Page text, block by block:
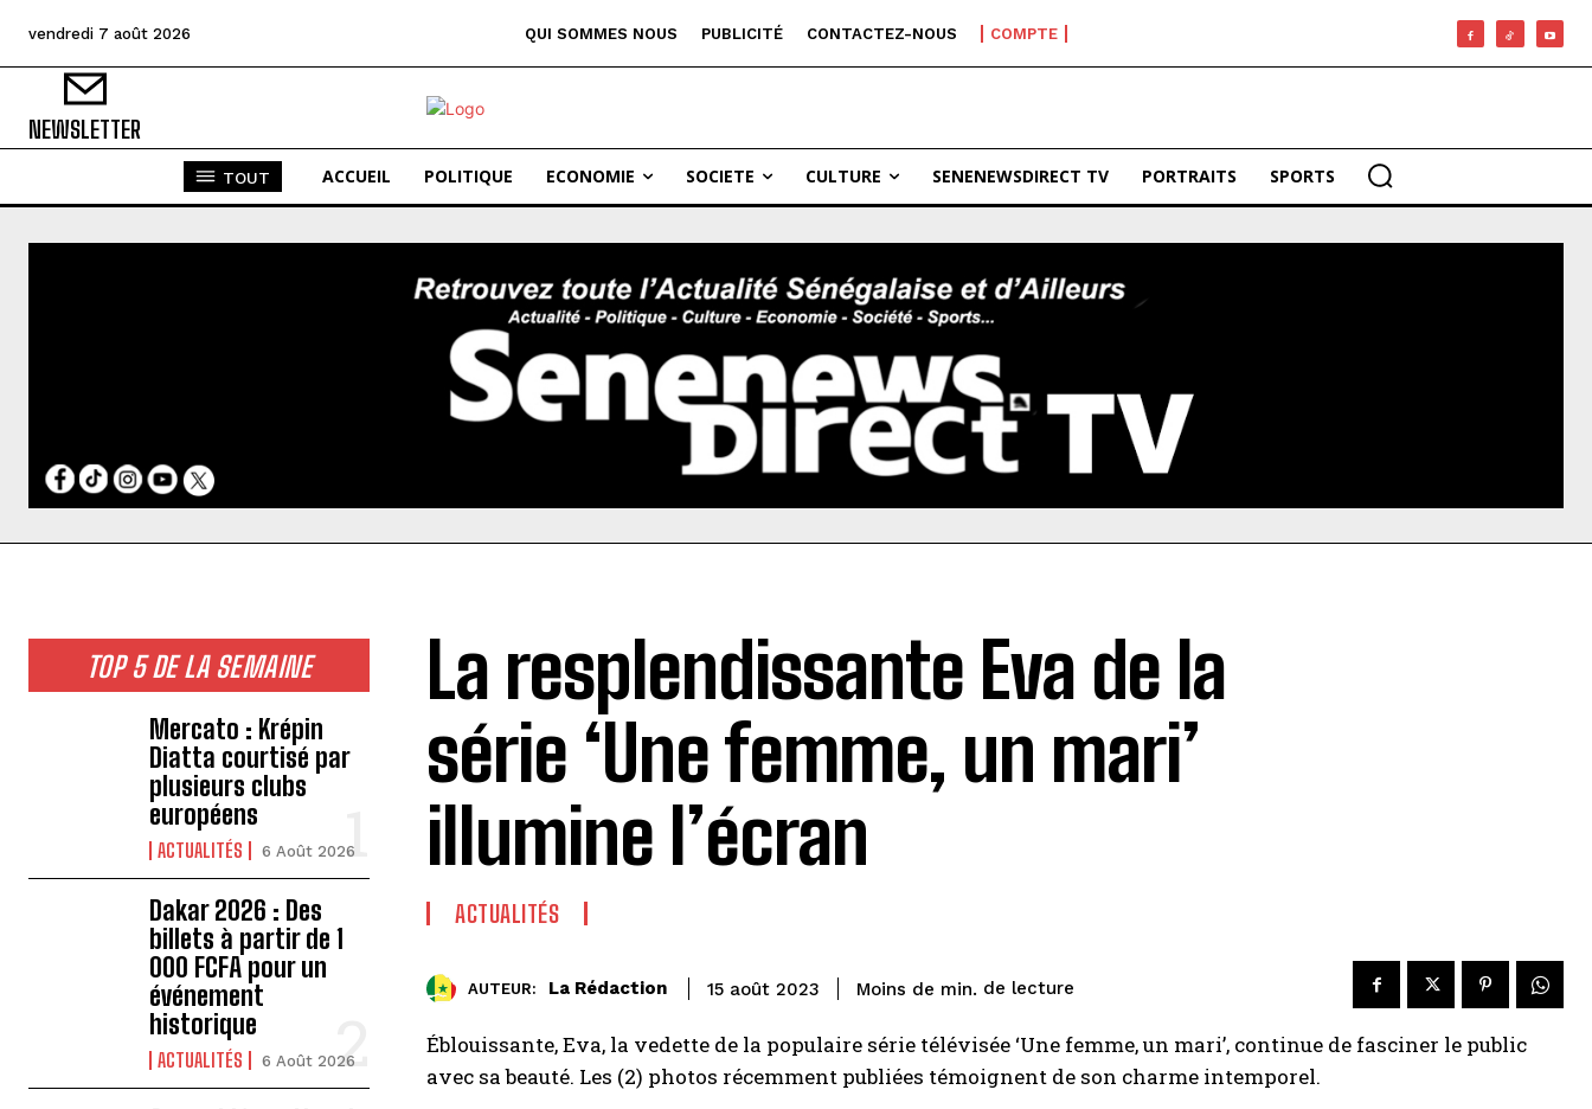
vendredi 7 août 2026 QUI SOMMES NOUS PUBLICITÉ CONTACTEZ-NOUS COMPTE
NEWSLETTER
TOUT ACCUEIL POLITIQUE ECONOMIE SOCIETE CULTURE SENENEWSDIRECT TV PORTRAITS SPORTS
TOP 5 DE LA SEMAINE
Mercato : Krépin
Diatta courtisé par
plusieurs clubs
européens
ACTUALITÉS 6 Août 2026
Dakar 2026 : Des
billets à partir de 1
000 FCFA pour un
événement
historique
ACTUALITÉS 6 Août 2026
La resplendissante Eva de la
série ‘Une femme, un mari’
illumine l’écran
ACTUALITÉS
AUTEUR: La Rédaction 15 août 2023 Moins de min. de lecture
Éblouissante, Eva, la vedette de la populaire série télévisée ‘Une femme, un mari’, continue de fasciner le public
avec sa beauté. Les (2) photos récemment publiées témoignent de son charme intemporel.